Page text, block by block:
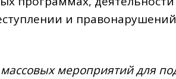
и
мероприятий для